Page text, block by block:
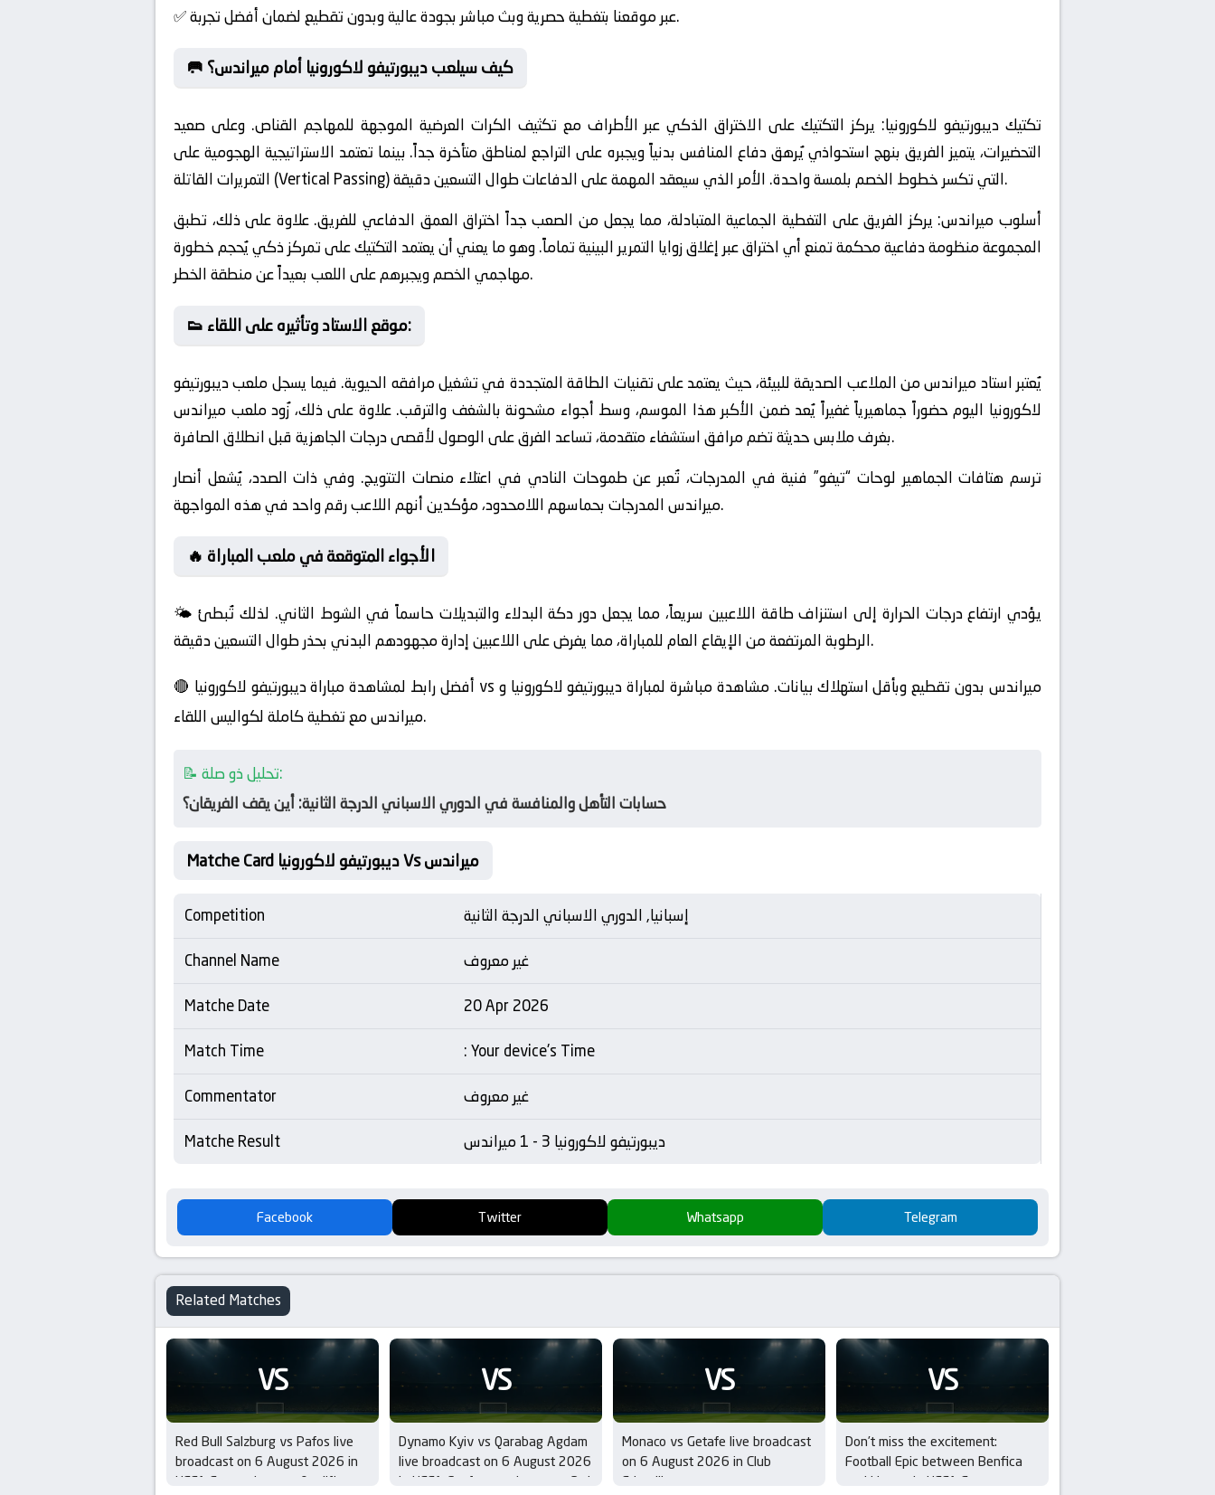
✅ عبر موقعنا بتغطية حصرية وبث مباشر بجودة عالية وبدون تقطيع لضمان أفضل تجربة.
🥅 كيف سيلعب ديبورتيفو لاكورونيا أمام ميراندس؟
تكتيك ديبورتيفو لاكورونيا: يركز التكتيك على الاختراق الذكي عبر الأطراف مع تكثيف الكرات العرضية الموجهة للمهاجم القناص. وعلى صعيد
التحضيرات، يتميز الفريق بنهج استحواذي يُرهق دفاع المنافس بدنياً ويجبره على التراجع لمناطق متأخرة جداً. بينما تعتمد الاستراتيجية الهجومية على
التمريرات القاتلة (Vertical Passing) التي تكسر خطوط الخصم بلمسة واحدة. الأمر الذي سيعقد المهمة على الدفاعات طوال التسعين دقيقة.
أسلوب ميراندس: يركز الفريق على التغطية الجماعية المتبادلة، مما يجعل من الصعب جداً اختراق العمق الدفاعي للفريق. علاوة على ذلك، تطبق
المجموعة منظومة دفاعية محكمة تمنع أي اختراق عبر إغلاق زوايا التمرير البينية تماماً. وهو ما يعني أن يعتمد التكتيك على تمركز ذكي يُحجم خطورة
مهاجمي الخصم ويجبرهم على اللعب بعيداً عن منطقة الخطر.
👟 موقع الاستاد وتأثيره على اللقاء:
يُعتبر استاد ميراندس من الملاعب الصديقة للبيئة، حيث يعتمد على تقنيات الطاقة المتجددة في تشغيل مرافقه الحيوية. فيما يسجل ملعب ديبورتيفو
لاكورونيا اليوم حضوراً جماهيرياً غفيراً يُعد ضمن الأكبر هذا الموسم، وسط أجواء مشحونة بالشغف والترقب. علاوة على ذلك، زُود ملعب ميراندس
بغرف ملابس حديثة تضم مرافق استشفاء متقدمة، تساعد الفرق على الوصول لأقصى درجات الجاهزية قبل انطلاق الصافرة.
ترسم هتافات الجماهير لوحات “تيفو” فنية في المدرجات، تُعبر عن طموحات النادي في اعتلاء منصات التتويج. وفي ذات الصدد، يُشعل أنصار
ميراندس المدرجات بحماسهم اللامحدود، مؤكدين أنهم اللاعب رقم واحد في هذه المواجهة.
🔥 الأجواء المتوقعة في ملعب المباراة
🌤️ يؤدي ارتفاع درجات الحرارة إلى استنزاف طاقة اللاعبين سريعاً، مما يجعل دور دكة البدلاء والتبديلات حاسماً في الشوط الثاني. لذلك تُبطئ
الرطوبة المرتفعة من الإيقاع العام للمباراة، مما يفرض على اللاعبين إدارة مجهودهم البدني بحذر طوال التسعين دقيقة.
🔴 أفضل رابط لمشاهدة مباراة ديبورتيفو لاكورونيا vs ميراندس بدون تقطيع وبأقل استهلاك بيانات. مشاهدة مباشرة لمباراة ديبورتيفو لاكورونيا و
ميراندس مع تغطية كاملة لكواليس اللقاء.
📝 تحليل ذو صلة:
حسابات التأهل والمنافسة في الدوري الاسباني الدرجة الثانية: أين يقف الفريقان؟
Matche Card ديبورتيفو لاكورونيا Vs ميراندس
Competition
إسبانيا, الدوري الاسباني الدرجة الثانية
Channel Name
غير معروف
Matche Date
20 Apr 2026
Match Time
: Your device's Time
Commentator
غير معروف
Matche Result
ديبورتيفو لاكورونيا 3 - 1 ميراندس
Facebook Twitter Whatsapp Telegram
Related Matches
VS
Red Bull Salzburg vs Pafos live
broadcast on 6 August 2026 in
UEFA Europa League Qualifiers –
VS
Dynamo Kyiv vs Qarabag Agdam
live broadcast on 6 August 2026
in UEFA Conference League – 3rd
VS
Monaco vs Getafe live broadcast
on 6 August 2026 in Club
Friendlies
VS
Don’t miss the excitement:
Football Epic between Benfica
and Hearts in UEFA Europa